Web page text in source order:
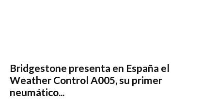
Bridgestone presenta en España el
Weather Control A005, su primer
neumático...